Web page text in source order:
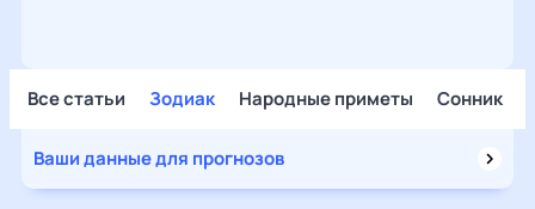
Все статьи Зодиак Народные приметы Сонник
Ваши данные для прогнозов